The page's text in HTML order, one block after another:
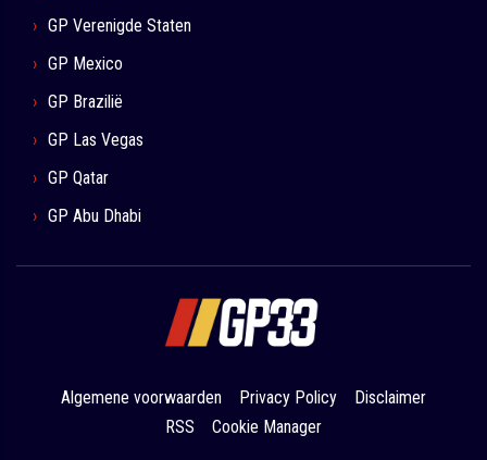
GP Verenigde Staten
GP Mexico
GP Brazilië
GP Las Vegas
GP Qatar
GP Abu Dhabi
Algemene voorwaarden Privacy Policy
Disclaimer
RSS
Cookie Manager